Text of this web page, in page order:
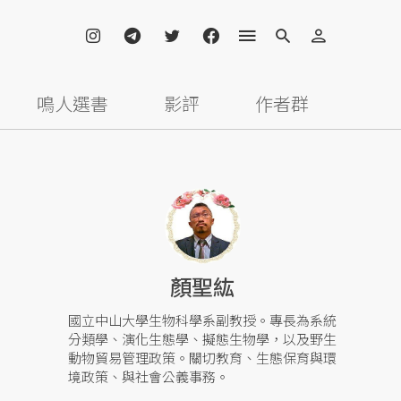
鳴人選書 影評 作者群
顏聖紘
國立中山大學生物科學系副教授。專長為系統
分類學、演化生態學、擬態生物學，以及野生
動物貿易管理政策。關切教育、生態保育與環
境政策、與社會公義事務。